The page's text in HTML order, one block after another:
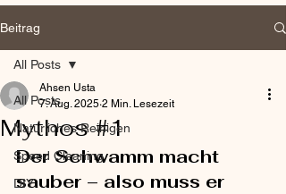
Beitrag
All Posts
Natürliches Reinigen
Speed Cleaning
DIY
All Posts
Mythos #1
Ahsen Usta
7. Aug. 2025 2 Min. Lesezeit
Der Schwamm macht
sauber – also muss er